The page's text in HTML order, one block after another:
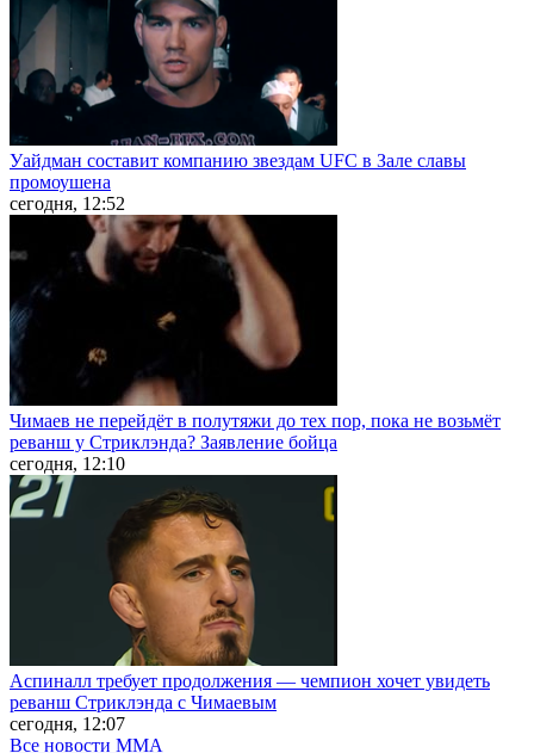
Уайдман составит компанию звездам UFC в Зале славы
промоушена
сегодня, 12:52
Чимаев не перейдёт в полутяжи до тех пор, пока не возьмёт
реванш у Стриклэнда? Заявление бойца
сегодня, 12:10
Аспиналл требует продолжения — чемпион хочет увидеть
реванш Стриклэнда с Чимаевым
сегодня, 12:07
Все новости MMA